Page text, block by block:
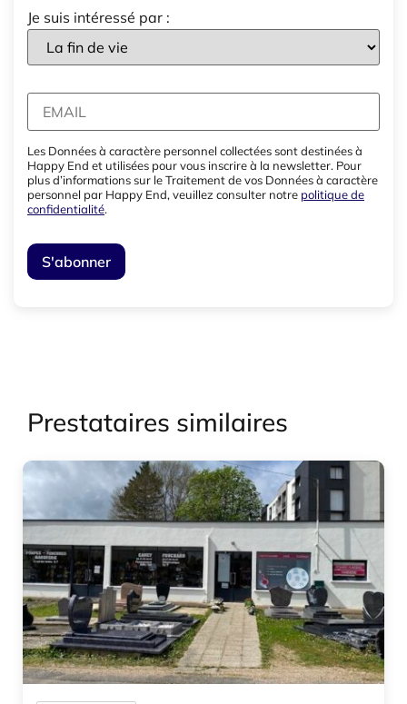
Je suis intéressé par :
Les Données à caractère personnel collectées sont destinées à
Happy End et utilisées pour vous inscrire à la newsletter. Pour
plus d’informations sur le Traitement de vos Données à caractère
personnel par Happy End, veuillez consulter notre politique de
confidentialité.
Prestataires similaires